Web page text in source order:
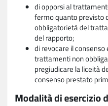
di opporsi al
fermo quanto previsto
obbligatorietà del
del rapporto;
di revocare il
trattamenti non
pregiudicare la liceità
consenso prestato
Modalità di esercizio